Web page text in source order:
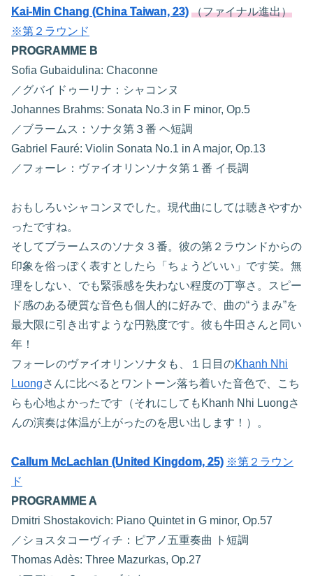
Kai-Min Chang (China Taiwan, 23) （ファイナル進出）
※第２ラウンド
PROGRAMME B
Sofia Gubaidulina: Chaconne
／グバイドゥーリナ：シャコンヌ
Johannes Brahms: Sonata No.3 in F minor, Op.5
／ブラームス：ソナタ第３番 ヘ短調
Gabriel Fauré: Violin Sonata No.1 in A major, Op.13
／フォーレ：ヴァイオリンソナタ第１番 イ長調
おもしろいシャコンヌでした。現代曲にしては聴きやすか
ったですね。
そしてブラームスのソナタ３番。彼の第２ラウンドからの
印象を俗っぽく表すとしたら「ちょうどいい」です笑。無
理をしない、でも緊張感を失わない程度の丁寧さ。スピー
ド感のある硬質な音色も個人的に好みで、曲の“うまみ”を
最大限に引き出すような円熟度です。彼も牛田さんと同い
年！
フォーレのヴァイオリンソナタも、１日目のKhanh Nhi
Luongさんに比べるとワントーン落ち着いた音色で、こち
らも心地よかったです（それにしてもKhanh Nhi Luongさ
んの演奏は体温が上がったのを思い出します！）。
Callum McLachlan (United Kingdom, 25) ※第２ラウン
ド
PROGRAMME A
Dmitri Shostakovich: Piano Quintet in G minor, Op.57
／ショスタコーヴィチ：ピアノ五重奏曲 ト短調
Thomas Adès: Three Mazurkas, Op.27